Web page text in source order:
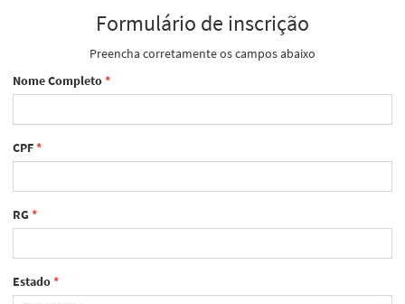
Formulário de inscrição
Preencha corretamente os campos abaixo
Nome Completo*
CPF*
RG*
Estado*